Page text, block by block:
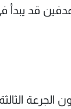
قد يبدأ